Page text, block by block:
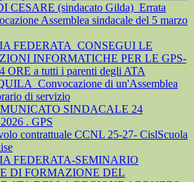
CESARE (sindacato Gilda)_Errata
Assemblea sindacale del 5 marzo
FEDERATA_CONSEGUI LE
INFORMATICHE PER LE GPS-
ORE a tutti i parenti degli ATA
di un'Assemblea
di servizio
SINDACALE 24
. GPS
contrattuale CCNL 25-27- CislScuola
FEDERATA-SEMINARIO
DI FORMAZIONE DEL